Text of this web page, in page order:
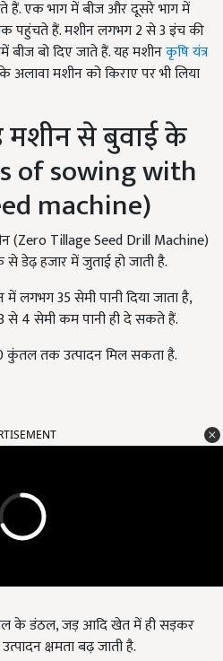
हैं. एक भाग में बीज और दूसरे भाग में
पहुंचते हैं. मशीन लगभग 2 से 3 इंच की
बीज बो दिए जाते हैं. यह मशीनकृषि यंत्र
अलावा मशीन को किराए पर भी लिया
मशीन से बुवाई के
of sowing with
machine)
(Zero Tillage Seed Drill Machine)
डेढ़ हजार में जुताई हो जाती है.
35 सेमी पानी दिया जाता है,
से 4 सेमी कम पानी ही दे सकते हैं.
तक उत्पादन मिल सकता है.
के डंठल, जड़ आदि खेत में ही सड़कर
क्षमता बढ़ जाती है.